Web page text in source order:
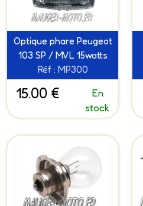
Optique phare Peugeot
103 SP / MVL 15watts
Réf : MP300
15.00 €
En
stock